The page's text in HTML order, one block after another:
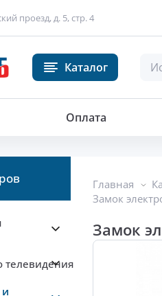
проезд, д. 5, стр. 4
Каталог
Оплата
Главная
Замок
Замок
телевидения